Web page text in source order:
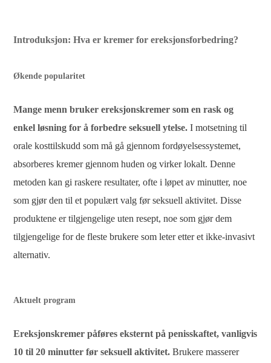
Introduksjon: Hva er kremer for ereksjonsforbedring?
Økende popularitet
Mange menn bruker ereksjonskremer som en rask og
enkel løsning for å forbedre seksuell ytelse. I motsetning til
orale kosttilskudd som må gå gjennom fordøyelsessystemet,
absorberes kremer gjennom huden og virker lokalt. Denne
metoden kan gi raskere resultater, ofte i løpet av minutter, noe
som gjør den til et populært valg før seksuell aktivitet. Disse
produktene er tilgjengelige uten resept, noe som gjør dem
tilgjengelige for de fleste brukere som leter etter et ikke-invasivt
alternativ.
Aktuelt program
Ereksjonskremer påføres eksternt på penisskaftet, vanligvis
10 til 20 minutter før seksuell aktivitet. Brukere masserer